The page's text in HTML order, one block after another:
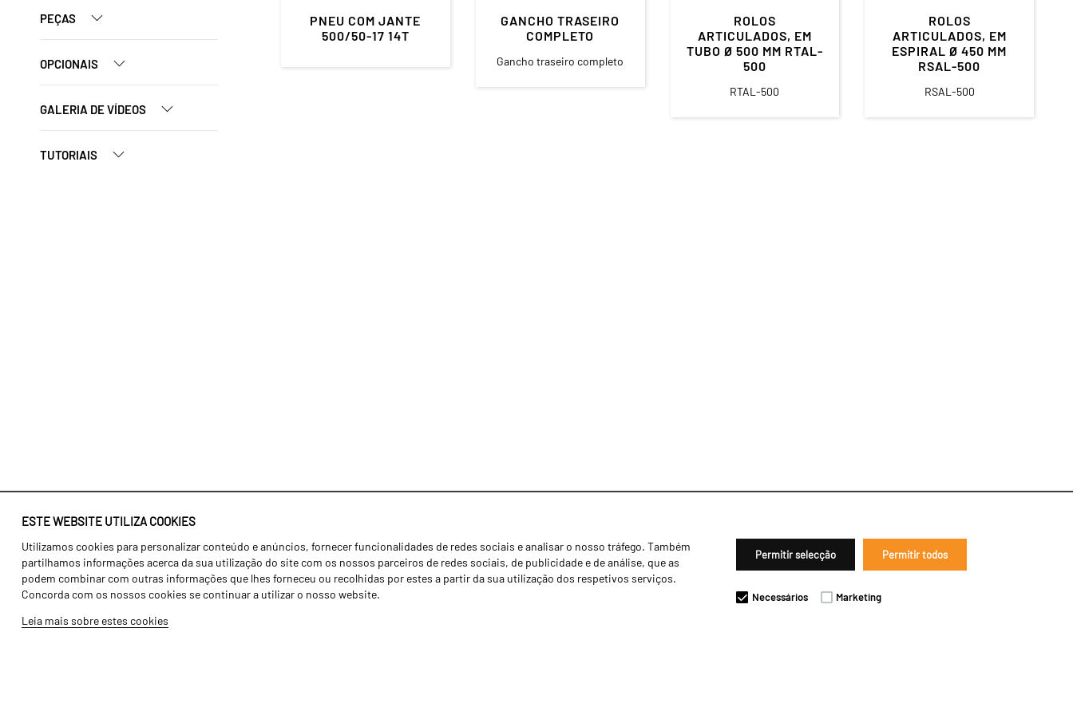
ESTE WEBSITE UTILIZA COOKIES
Utilizamos cookies para personalizar conteúdo e anúncios, fornecer funcionalidades de redes sociais e analisar o nosso tráfego. Também
partilhamos informações acerca da sua utilização do site com os nossos parceiros de redes sociais, de publicidade e de análise, que as
podem combinar com outras informações que lhes forneceu ou recolhidas por estes a partir da sua utilização dos respetivos serviços.
Concorda com os nossos cookies se continuar a utilizar o nosso website.
Leia mais sobre estes cookies
Permitir selecção Permitir todos
Necessários Marketing
PEÇAS
OPCIONAIS
GALERIA DE VÍDEOS
TUTORIAIS
PNEU COM JANTE
500/50-17 14T
GANCHO TRASEIRO
COMPLETO
Gancho traseiro completo
ROLOS
ARTICULADOS, EM
TUBO Ø 500 MM RTAL-
500
RTAL-500
ROLOS
ARTICULADOS, EM
ESPIRAL Ø 450 MM
RSAL-500
RSAL-500
Identidade
História
Fábrica / Produção
Recursos Humanos
Agricultura
Transportes
Gama Floresta
Notícias
Concessionários